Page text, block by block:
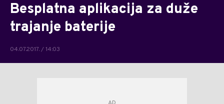
Besplatna aplikacija za duže
trajanje baterije
04.07.2017. / 14:03